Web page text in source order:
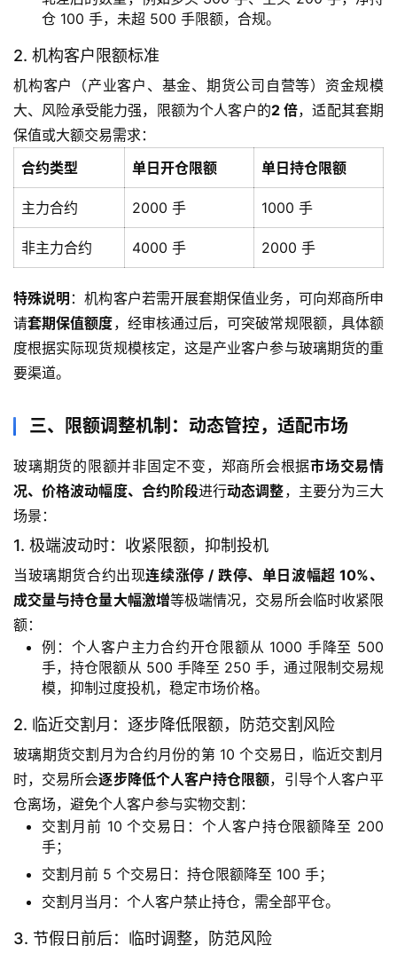
原
油
期
货
开
户
油
货
直
播
室
原
油
货
仓 100 手，未超 500 手限额，合规。
2. 机构客户限额标准
机构客户（产业客户、基金、期货公司自营等）资金规模
大、风险承受能力强，限额为个人客户的2 倍，适配其套期
保值或大额交易需求：
合约类型
单日开仓限额 单日持仓限额
主力合约 2000 手 1000 手
非主力合约 4000 手 2000 手
特殊说明 ：机构客户若需开展套期保值业务，可向郑商所申
请套期保值额度，经审核通过后，可突破常规限额，具体额
度根据实际现货规模核定，这是产业客户参与玻璃期货的重
要渠道。
三、限额调整机制：动态管控，适配市场
玻璃期货的限额并非固定不变，郑商所会根据市场交易情
况、价格波动幅度、合约阶段进行动态调整，主要分为三大
场景：
1. 极端波动时：收紧限额，抑制投机
当玻璃期货合约出现连续涨停 / 跌停、单日波幅超 10%、
成交量与持仓量大幅激增等极端情况，交易所会临时收紧限
额：
例：个人客户主力合约开仓限额从 1000 手降至 500
手，持仓限额从 500 手降至 250 手，通过限制交易规
模，抑制过度投机，稳定市场价格。
2. 临近交割月：逐步降低限额，防范交割风险
玻璃期货交割月为合约月份的第 10 个交易日，临近交割月
时，交易所会逐步降低个人客户持仓限额，引导个人客户平
仓离场，避免个人客户参与实物交割：
交割月前 10 个交易日：个人客户持仓限额降至 200
手；
交割月前 5 个交易日：持仓限额降至 100 手；
交割月当月：个人客户禁止持仓，需全部平仓。
3. 节假日前后：临时调整，防范风险